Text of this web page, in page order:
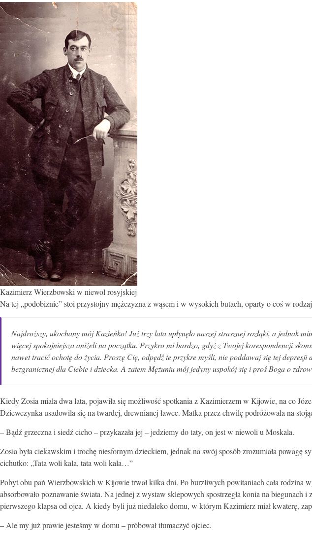
Kazimierz Wierzbowski w niewol rosyjskiej
Na tej „podobiznie” stoi przystojny mężczyzna z wąsem i w wysokich butach, oparty o coś w
Najdroższy, ukochany mój Kazieńko! Już trzy lata upłynęło naszej strasznej rozłąki, a jednak
więcej spokojniejsza aniżeli na początku. Przykro mi bardzo, gdyż z Twojej korespondencji
nawet tracić ochotę do życia. Proszę Cię, odpędź te przykre myśli, nie poddawaj się tej
bezgranicznej dla Ciebie i dziecka. A zatem Mężuniu mój jedyny uspokój się i proś Boga o
Kiedy Zosia miała dwa lata, pojawiła się możliwość spotkania z Kazimierzem w Kijowie, na co
Dziewczynka usadowiła się na twardej, drewnianej ławce. Matka przez chwilę podróżowała na
– Bądź grzeczna i siedź cicho – przykazała jej – jedziemy do taty, on jest w niewoli u Moskala.
Zosia była ciekawskim i trochę niesfornym dzieckiem, jednak na swój sposób zrozumiała powagę
cichutko: „Tata woli kala, tata woli kala…”
Pobyt obu pań Wierzbowskich w Kijowie trwał kilka dni. Po burzliwych powitaniach cała rodzina
absorbowało poznawanie świata. Na jednej z wystaw sklepowych spostrzegła konia na
pierwszego klapsa od ojca. A kiedy byli już niedaleko domu, w którym Kazimierz miał kwaterę,
– Ale my już prawie jesteśmy w domu – próbował tłumaczyć ojciec.